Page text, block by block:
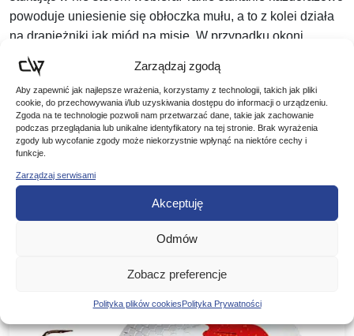
Zarządzaj zgodą
Aby zapewnić jak najlepsze wrażenia, korzystamy z technologii, takich jak pliki
cookie, do przechowywania i/lub uzyskiwania dostępu do informacji o urządzeniu.
Zgoda na te technologie pozwoli nam przetwarzać dane, takie jak zachowanie
podczas przeglądania lub unikalne identyfikatory na tej stronie. Brak wyrażenia
zgody lub wycofanie zgody może niekorzystnie wpłynąć na niektóre cechy i
funkcje.
Zarządzaj serwisami
Akceptuję
Odmów
Zobacz preferencje
Polityka plików cookiesPolityka Prywatności
powoduje uniesienie się obłoczka mułu, a to z kolei działa
na drapieżniki jak miód na misie. W przypadku okoni
obłoczek mułu często przyciąga nawet bardzo duże stada,
które przez dłuższy czas kręcą się w pobliżu.
Podobne produkty